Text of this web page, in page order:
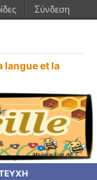
langue et la
Σύνδεση